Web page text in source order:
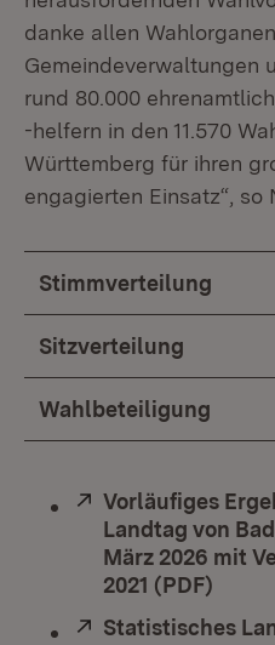
danke allen
Gemeindeverwaltungen
rund 80.000
-helfern in den 11.570
Württemberg für ihren
engagierten Einsatz“, so
Stimmverteilung
Sitzverteilung
Wahlbeteiligung
Extern:
Vorläufiges
Landtag von
März 2026 mit
2021 (PDF)
Extern:
Statistisches